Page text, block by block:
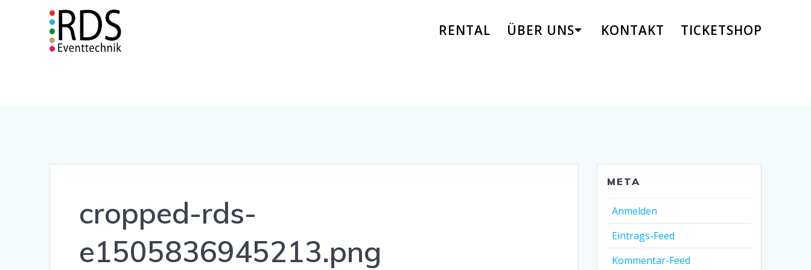
RENTAL ÜBER UNS KONTAKT TICKETSHOP
cropped-rds-
e1505836945213.png
META
Anmelden
Eintrags-Feed
Kommentar-Feed